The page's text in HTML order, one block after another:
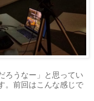
ろうなー」と思ってい
。前回はこんな感じで